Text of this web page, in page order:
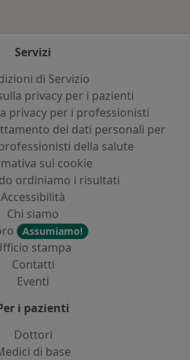
Servizi
di Servizio
privacy per i pazienti
privacy per i professionisti
dei dati personali per
della salute
sui cookie
ordiniamo i risultati
Accessibilità
Chi siamo
Assumiamo!
stampa
Contatti
Eventi
i pazienti
Dottori
di base